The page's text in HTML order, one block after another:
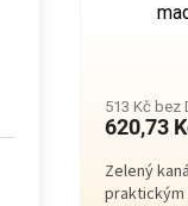
513 Kč bez
620,73
Zelený
praktickým